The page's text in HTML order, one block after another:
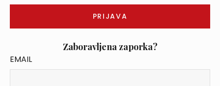
Zaboravljena zaporka?
EMAIL